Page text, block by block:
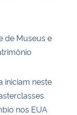
de Museus e
iniciam neste
nos EUA